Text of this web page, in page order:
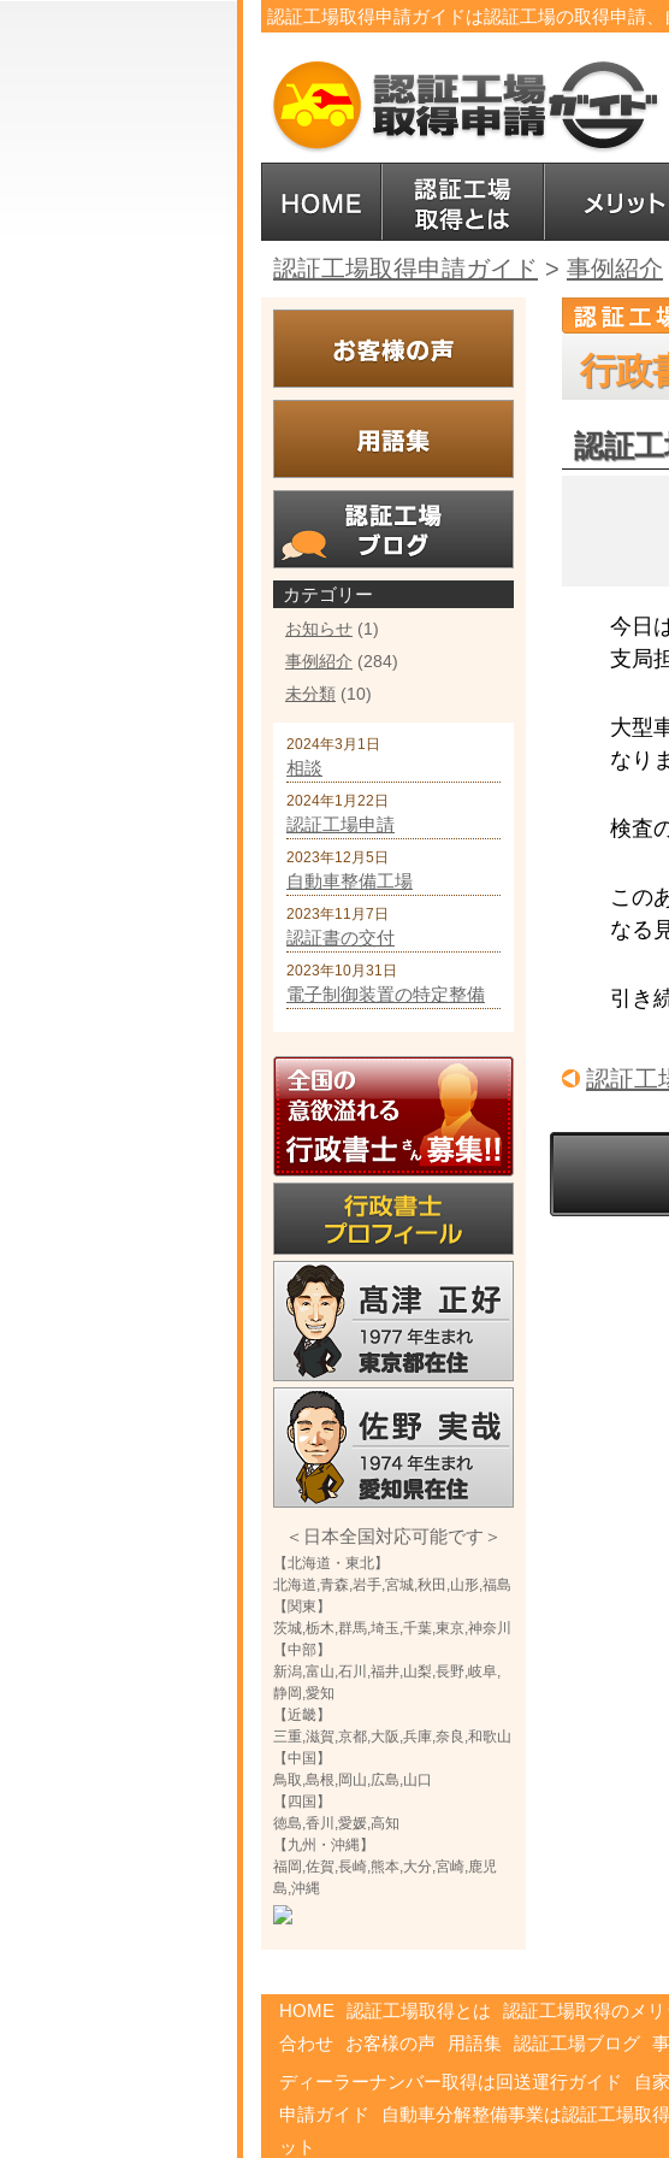
認証工場取得申請ガイドは認証工場の取得申請
認証工場取得申請ガイド > 事例紹介
行政
認証
今日
支局
大型
なり
検査
この
なる
引き
認証工
カテゴリー
お知らせ (1)
事例紹介 (284)
未分類 (10)
2024年3月1日
相談
2024年1月22日
認証工場申請
2023年12月5日
自動車整備工場
2023年11月7日
認証書の交付
2023年10月31日
電子制御装置の特定整備
＜日本全国対応可能です＞
【北海道・東北】
北海道,青森,岩手,宮城,秋田,山形,福島
【関東】
茨城,栃木,群馬,埼玉,千葉,東京,神奈川
【中部】
新潟,富山,石川,福井,山梨,長野,岐阜,
静岡,愛知
【近畿】
三重,滋賀,京都,大阪,兵庫,奈良,和歌山
【中国】
鳥取,島根,岡山,広島,山口
【四国】
徳島,香川,愛媛,高知
【九州・沖縄】
福岡,佐賀,長崎,熊本,大分,宮崎,鹿児
島,沖縄
HOME 認証工場取得とは 認証工場取得のメリ
合わせ
お客様の声 用語集 認証工場ブログ
ディーラーナンバー取得は回送運行ガイド
自
申請ガイド
自動車分解整備事業は認証工場取
ット